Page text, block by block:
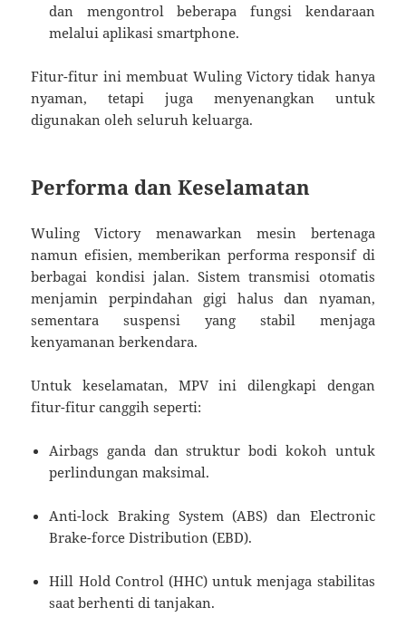
dan mengontrol beberapa fungsi kendaraan
melalui aplikasi smartphone.
Fitur-fitur ini membuat Wuling Victory tidak hanya
nyaman, tetapi juga menyenangkan untuk
digunakan oleh seluruh keluarga.
Performa dan Keselamatan
Wuling Victory menawarkan mesin bertenaga
namun efisien, memberikan performa responsif di
berbagai kondisi jalan. Sistem transmisi otomatis
menjamin perpindahan gigi halus dan nyaman,
sementara suspensi yang stabil menjaga
kenyamanan berkendara.
Untuk keselamatan, MPV ini dilengkapi dengan
fitur-fitur canggih seperti:
Airbags ganda dan struktur bodi kokoh untuk
perlindungan maksimal.
Anti-lock Braking System (ABS) dan Electronic
Brake-force Distribution (EBD).
Hill Hold Control (HHC) untuk menjaga stabilitas
saat berhenti di tanjakan.